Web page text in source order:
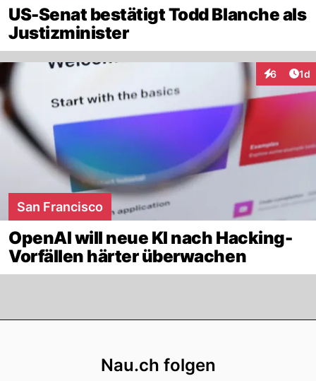
US-Senat bestätigt Todd Blanche als
Justizminister
6 1d
San Francisco
OpenAI will neue KI nach Hacking-
Vorfällen härter überwachen
Nau.ch folgen